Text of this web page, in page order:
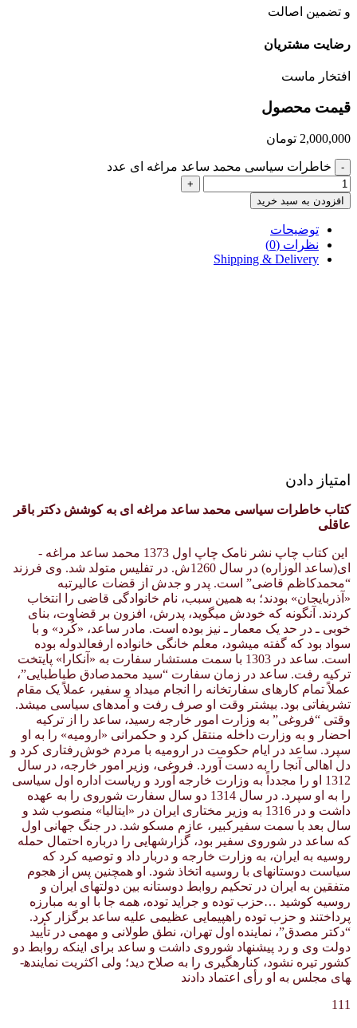
و تضمین اصالت
رضایت مشتریان
افتخار ماست
قیمت محصول
2,000,000 تومان
- خاطرات سیاسی محمد ساعد مراغه ای عدد
+
افزودن به سبد خرید
توضیحات
نظرات (0)
Shipping & Delivery
امتیاز دادن
کتاب خاطرات سیاسی محمد ساعد مراغه ای به کوشش دکتر باقر
عاقلی
این کتاب چاپ نشر نامک چاپ اول 1373 محمد ساعد مراغه ­
ای(ساعد­ الوزاره) در سال 1260ش. در تفلیس متولد شد. وی فرزند
“محمدکاظم قاضی” است. پدر و جدش از قضات عالی­رتبه
«آذربایجان» بودند؛ به همین سبب، نام خانوادگی قاضی را انتخاب
کردند. آن­گونه که خودش می­گوید، پدرش، افزون بر قضاوت، بنای
خوبی ـ در حد یک معمار ـ نیز بوده است. مادر ساعد، «کُرد» و با
سواد بود که گفته می­شود، معلم خانگی خانواده ارفع­الدوله بوده
است. ساعد در 1303 با سمت مستشار سفارت به «آنکارا» پایتخت
ترکیه رفت. ساعد در زمان سفارت “سید محمدصادق طباطبایی”،
عملاً تمام کارهای سفارتخانه را انجام می­داد و سفیر، عملاً یک مقام
تشریفاتی بود. بیشتر وقت او صرف رفت و آمدهای سیاسی می­شد.
وقتی “فروغی” به وزارت امور خارجه رسید، ساعد را از ترکیه
احضار و به وزارت داخله منتقل كرد و حکمرانی «ارومیه» را به او
سپرد. ساعد در ایام حکومت در ارومیه با مردم خوش‌رفتاری کرد و
دل اهالی آنجا را به دست آورد. فروغی، وزیر امور خارجه، در سال
1312 او را مجدداً به وزارت خارجه آورد و ریاست اداره اول سیاسی
را به او سپرد. در سال 1314 دو سال سفارت شوروی را به عهده
داشت و در 1316 به وزیر مختاری ایران در «ایتالیا» منصوب شد و
سال بعد با سمت سفیرکبیر، عازم مسکو شد. در جنگ جهانی اول
که ساعد در شوروی سفیر بود، گزارش­هایی را درباره احتمال حمله
روسیه به ایران، به وزارت خارجه و دربار داد و توصیه کرد که
سیاست دوستانه­ای با روسیه اتخاذ شود. او همچنین پس از هجوم
متفقین به ایران در تحکیم روابط دوستانه بین دولت­های ایران و
روسیه کوشید …حزب توده و جراید توده، همه جا با او به مبارزه
پرداختند و حزب توده راهپیمایی عظیمی علیه ساعد برگزار کرد.
“دکتر مصدق”، نماینده اول تهران، نطق طولانی و مهمی در تأیید
دولت وی و رد پیشنهاد شوروی­ داشت و ساعد برای اینکه روابط دو
کشور تیره نشود، کناره­گیری را به صلاح دید؛ ولی اکثریت نماینده­
های مجلس به او رأی اعتماد دادند
111